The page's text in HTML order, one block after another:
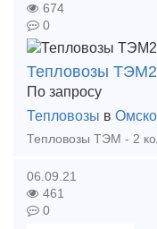
674
0
Тепловозы ТЭМ2
По запросу
Тепловозы в
06.09.21
461
0